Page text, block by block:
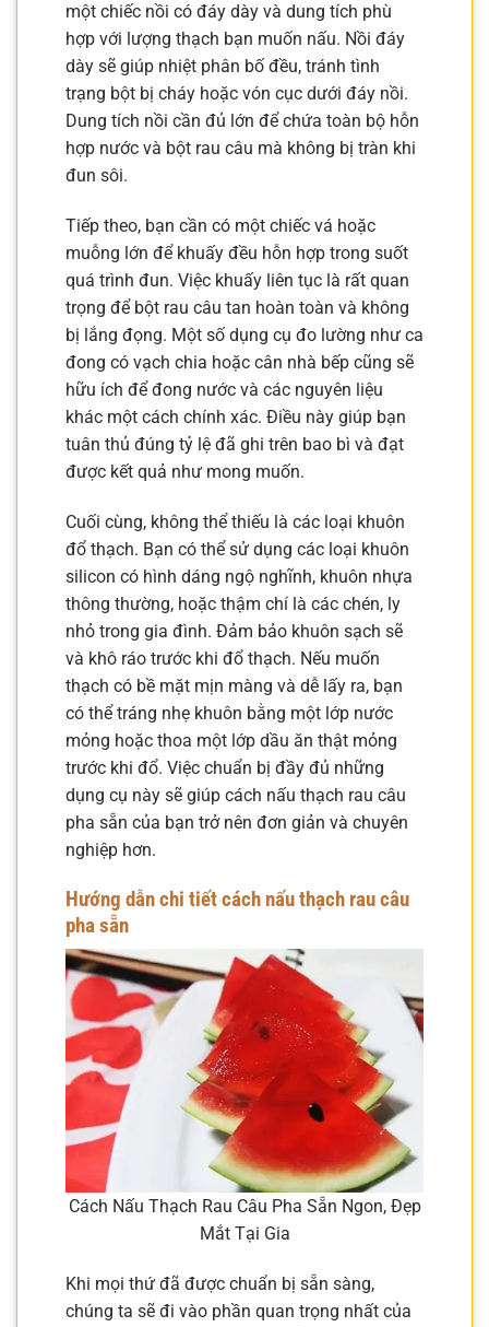
một chiếc nồi có đáy dày và dung tích phù
hợp với lượng thạch bạn muốn nấu. Nồi đáy
dày sẽ giúp nhiệt phân bố đều, tránh tình
trạng bột bị cháy hoặc vón cục dưới đáy nồi.
Dung tích nồi cần đủ lớn để chứa toàn bộ hỗn
hợp nước và bột rau câu mà không bị tràn khi
đun sôi.
Tiếp theo, bạn cần có một chiếc vá hoặc
muỗng lớn để khuấy đều hỗn hợp trong suốt
quá trình đun. Việc khuấy liên tục là rất quan
trọng để bột rau câu tan hoàn toàn và không
bị lắng đọng. Một số dụng cụ đo lường như ca
đong có vạch chia hoặc cân nhà bếp cũng sẽ
hữu ích để đong nước và các nguyên liệu
khác một cách chính xác. Điều này giúp bạn
tuân thủ đúng tỷ lệ đã ghi trên bao bì và đạt
được kết quả như mong muốn.
Cuối cùng, không thể thiếu là các loại khuôn
đổ thạch. Bạn có thể sử dụng các loại khuôn
silicon có hình dáng ngộ nghĩnh, khuôn nhựa
thông thường, hoặc thậm chí là các chén, ly
nhỏ trong gia đình. Đảm bảo khuôn sạch sẽ
và khô ráo trước khi đổ thạch. Nếu muốn
thạch có bề mặt mịn màng và dễ lấy ra, bạn
có thể tráng nhẹ khuôn bằng một lớp nước
mỏng hoặc thoa một lớp dầu ăn thật mỏng
trước khi đổ. Việc chuẩn bị đầy đủ những
dụng cụ này sẽ giúp cách nấu thạch rau câu
pha sẵn của bạn trở nên đơn giản và chuyên
nghiệp hơn.
Hướng dẫn chi tiết cách nấu thạch rau câu
pha sẵn
Cách Nấu Thạch Rau Câu Pha Sẵn Ngon, Đẹp
Mắt Tại Gia
Khi mọi thứ đã được chuẩn bị sẵn sàng,
chúng ta sẽ đi vào phần quan trọng nhất của